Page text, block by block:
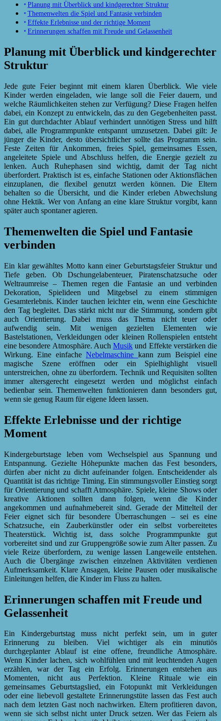
Planung mit Überblick und kindgerechter Struktur
Themenwelten die Spiel und Fantasie verbinden
Effekte Erlebnisse und der richtige Moment
Erinnerungen schaffen mit Freude und Gelassenheit
Planung mit Überblick und kindgerechter
Struktur
Jede gute Feier beginnt mit einem klaren Überblick. Wie viele
Kinder werden eingeladen, wie lange soll die Feier dauern, und
welche Räumlichkeiten stehen zur Verfügung? Diese Fragen helfen
dabei, ein Konzept zu entwickeln, das zu den Gegebenheiten passt.
Ein gut durchdachter Ablauf verhindert unnötigen Stress und hilft
dabei, alle Programmpunkte entspannt umzusetzen. Dabei gilt: Je
jünger die Kinder, desto übersichtlicher sollte das Programm sein.
Feste Zeiten für Ankommen, freies Spiel, gemeinsames Essen,
angeleitete Spiele und Abschluss helfen, die Energie gezielt zu
lenken. Auch Ruhephasen sind wichtig, damit der Tag nicht
überfordert. Praktisch ist es, einfache Stationen oder Aktionsflächen
einzuplanen, die flexibel genutzt werden können. Die Eltern
behalten so die Übersicht, und die Kinder erleben Abwechslung
ohne Hektik. Wer von Anfang an eine klare Struktur vorgibt, kann
später auch spontaner agieren.
Themenwelten die Spiel und Fantasie
verbinden
Ein klar gewähltes Motto kann einer Geburtstagsfeier Struktur und
Tiefe geben. Ob Dschungelabenteuer, Piratenschatzsuche oder
Weltraumreise – Themen regen die Fantasie an und verbinden
Dekoration, Spielideen und Mitgebsel zu einem stimmigen
Gesamterlebnis. Kinder tauchen leichter ein, wenn eine Geschichte
den Tag begleitet. Das stärkt nicht nur die Stimmung, sondern gibt
auch Orientierung. Dabei muss das Thema nicht teuer oder
aufwendig sein. Mit wenigen gezielten Elementen wie
Bastelstationen, Verkleidungen oder kleinen Rollenspielen entsteht
eine besondere Atmosphäre. Auch Musik und Effekte verstärken die
Wirkung. Eine einfacheNebelmaschine kann zum Beispiel eine
magische Szene eröffnen oder ein Spielhighlight visuell
unterstreichen, ohne zu überfordern. Technik und Requisiten sollten
immer altersgerecht eingesetzt werden und möglichst einfach
bedienbar sein. Themenwelten funktionieren dann besonders gut,
wenn sie genug Raum für eigene Ideen lassen.
Effekte Erlebnisse und der richtige
Moment
Kindergeburtstage leben vom Wechselspiel aus Spannung und
Entspannung. Gezielte Höhepunkte machen das Fest besonders,
dürfen aber nicht zu dicht aufeinander folgen. Entscheidender als
Quantität ist das richtige Timing. Ein stimmungsvoller Einstieg sorgt
für Orientierung und schafft Atmosphäre. Spiele, kleine Shows oder
kreative Aktionen sollten dann folgen, wenn die Kinder
angekommen und aufnahmebereit sind. Gerade der Mittelteil der
Feier eignet sich für besondere Überraschungen – sei es eine
Schatzsuche, ein Zauberkünstler oder ein selbst vorbereitetes
Theaterstück. Wichtig ist, dass solche Programmpunkte gut
vorbereitet sind und zur Gruppengröße sowie zum Alter passen. Zu
viele Reize überfordern, zu wenige lassen Langeweile entstehen.
Auch die Übergänge zwischen einzelnen Aktivitäten verdienen
Aufmerksamkeit. Klare Ansagen, kleine Pausen oder musikalische
Einleitungen helfen, die Kinder im Fluss zu halten.
Erinnerungen schaffen mit Freude und
Gelassenheit
Ein Kindergeburtstag muss nicht perfekt sein, um in guter
Erinnerung zu bleiben. Viel wichtiger als ein minutiös
durchgeplanter Ablauf ist eine offene, freundliche Atmosphäre.
Wenn Kinder lachen, sich wohlfühlen und mit leuchtenden Augen
erzählen, war der Tag ein Erfolg. Erinnerungen entstehen aus
Momenten, nicht aus Perfektion. Kleine Rituale wie ein
gemeinsames Geburtstagslied, ein Fotopunkt mit Verkleidungen
oder eine liebevoll gestaltete Erinnerungstüte lassen das Fest auch
nach dem letzten Gast noch nachwirken. Eltern profitieren davon,
wenn sie sich selbst nicht unter Druck setzen. Wer das Feiern als